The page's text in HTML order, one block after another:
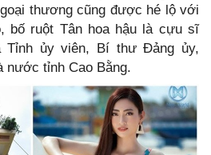
thương cũng được hé lộ với
bố ruột Tân hoa hậu là cựu sĩ
Tỉnh ủy viên, Bí thư Đảng ủy,
nước tỉnh Cao Bằng.